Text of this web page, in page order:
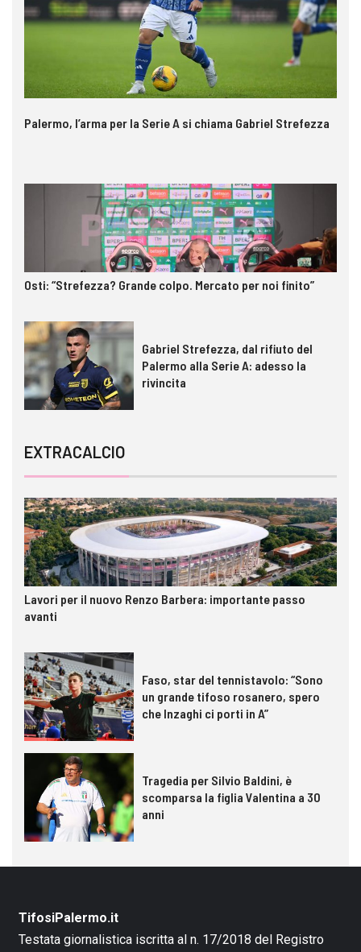
Palermo, l’arma per la Serie A si chiama Gabriel Strefezza
Osti: “Strefezza? Grande colpo. Mercato per noi finito”
Gabriel Strefezza, dal rifiuto del
Palermo alla Serie A: adesso la
rivincita
EXTRACALCIO
Lavori per il nuovo Renzo Barbera: importante passo
avanti
Faso, star del tennistavolo: “Sono
un grande tifoso rosanero, spero
che Inzaghi ci porti in A”
Tragedia per Silvio Baldini, è
scomparsa la figlia Valentina a 30
anni
TifosiPalermo.it
Testata giornalistica iscritta al n. 17/2018 del Registro